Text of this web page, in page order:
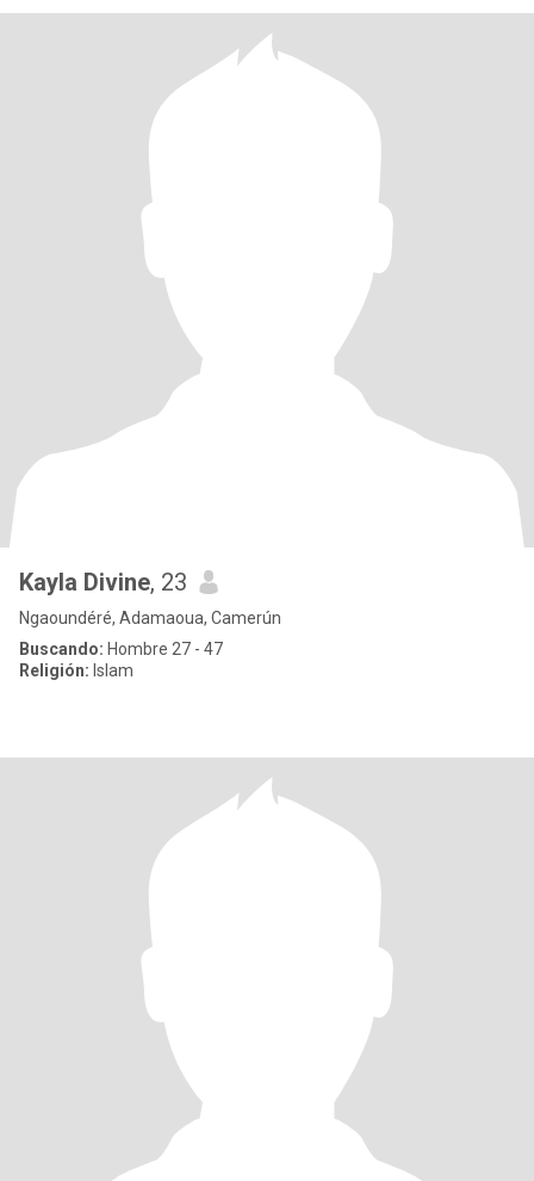
Kayla Divine, 23
Ngaoundéré, Adamaoua, Camerún
Buscando: Hombre 27 - 47
Religión: Islam